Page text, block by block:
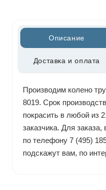
Описание
Доставка и оплата
Производим колено
8019. Срок
покрасить в любой из
заказчика. Для
по телефону 7 (495)
подскажут вам, по